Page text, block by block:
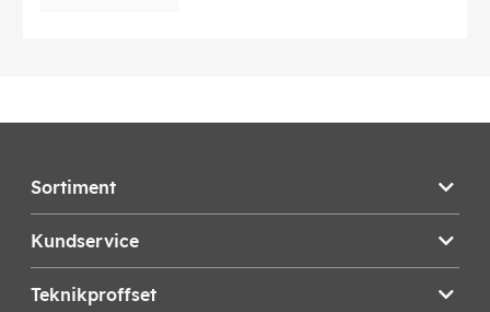
Sortiment
Kundservice
Teknikproffset